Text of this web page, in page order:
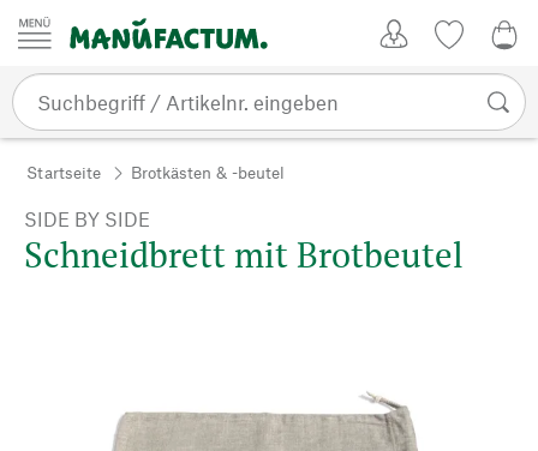
Zum Inhalt springen
Startseite Brotkästen & -beutel
SIDE BY SIDE
Schneidbrett mit Brotbeutel